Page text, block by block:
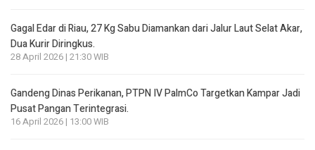
Gagal Edar di Riau, 27 Kg Sabu Diamankan dari Jalur Laut Selat Akar,
Dua Kurir Diringkus.
28 April 2026 | 21:30 WIB
Gandeng Dinas Perikanan, PTPN IV PalmCo Targetkan Kampar Jadi
Pusat Pangan Terintegrasi.
16 April 2026 | 13:00 WIB